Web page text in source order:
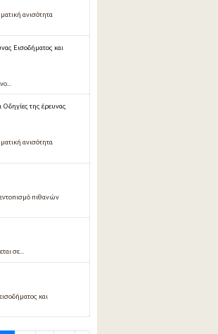
ανισότητα
Εισοδήματος και
Οδηγίες της έρευνας
ανισότητα
πιθανών
σε...
και